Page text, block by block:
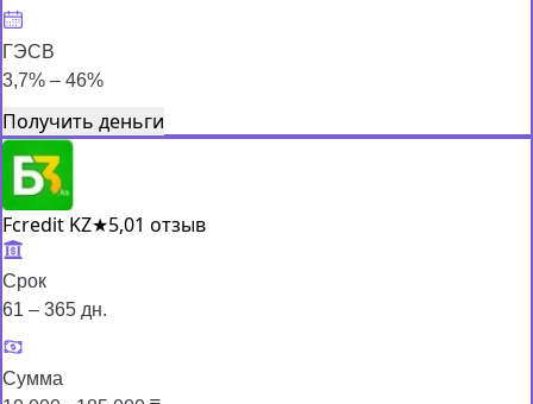
ГЭСВ
3,7% – 46%
Получить деньги
Fcredit KZ★5,01 отзыв
Срок
61 – 365 дн.
Сумма